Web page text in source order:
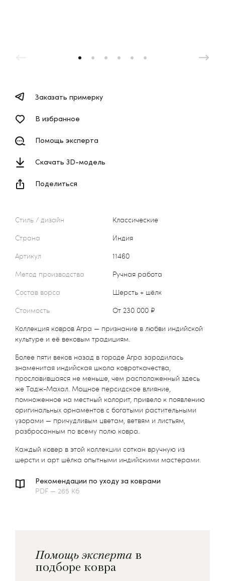
Стиль / дизайн
Классические
Страна
Индия
Артикул
11460
Метод производства
Ручная работа
Состав ворса
Шерсть + шёлк
Стоимость
от 230 000 ₽
Коллекция ковров Агра — признание в любви индийской
культуре и её вековым традициям.
Более пяти веков назад в городе Агра зародилась
знаменитая индийская школа ковроткачества,
прославившаяся не меньше, чем расположенный здесь
же Тадж-Махал. Мощное персидское влияние,
помноженное на местный колорит, привело к появлению
оригинальных орнаментов с богатыми растительными
узорами — причудливым цветам, ветвям и листьям,
разбросанным по всему полю ковра.
Каждый ковер в этой коллекции соткан вручную из
шерсти и арт шёлка опытными индийскими мастерами.
Рекомендации по уходу за коврами
PDF — 265 Кб
Заказать примерку
В избранное
Помощь эксперта
Скачать 3D-модель
Поделиться
Помощь эксперта в
подборе ковра